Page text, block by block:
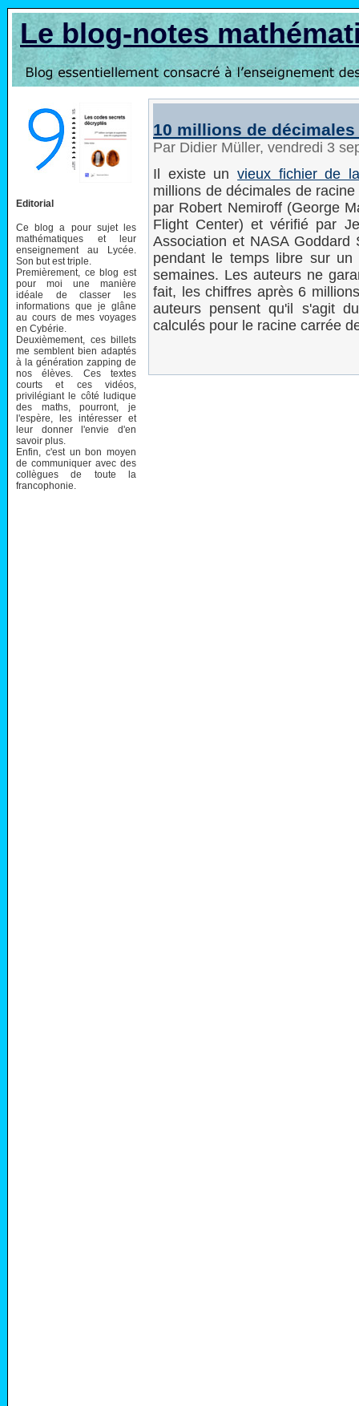
Le blog-notes
Editorial
Ce blog a pour sujet les
mathématiques et leur
enseignement au Lycée.
Son but est triple.
Premièrement, ce blog est
pour moi une manière
idéale de classer les
informations que je glâne
au cours de mes voyages
en Cybérie.
Deuxièmement, ces billets
me semblent bien adaptés
à la génération zapping de
nos élèves. Ces textes
courts et ces vidéos,
privilégiant le côté ludique
des maths, pourront, je
l'espère, les intéresser et
leur donner l'envie d'en
savoir plus.
Enfin, c'est un bon moyen
de communiquer avec des
collègues de toute la
francophonie.
10 millions de
Par Didier Müller, vendredi 3
Il existe unvieux fichier de
millions de décimales de
par Robert Nemiroff (George
Flight Center) et vérifié par
Association et NASA
pendant le temps libre sur un
semaines. Les auteurs ne
fait, les chiffres après 6
auteurs pensent qu'il s'agit
calculés pour le racine carrée